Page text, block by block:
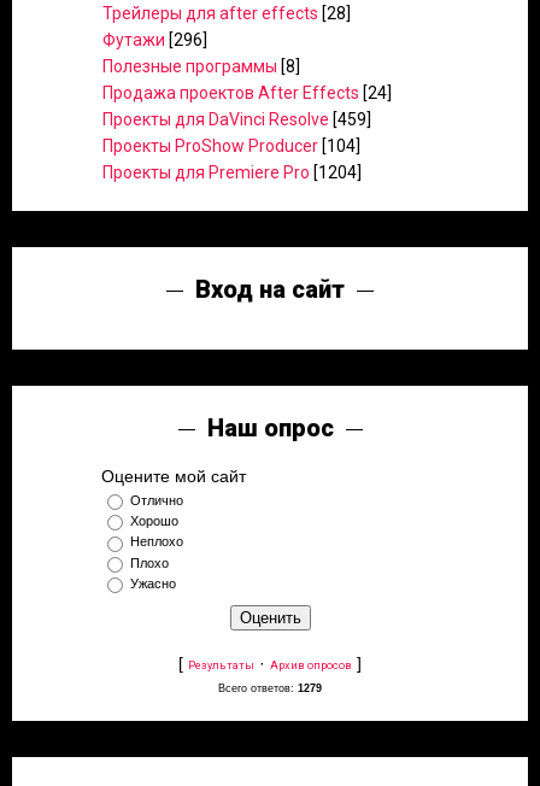
Трейлеры для after effects [28]
Футажи [296]
Полезные программы [8]
Продажа проектов After Effects [24]
Проекты для DaVinci Resolve [459]
Проекты ProShow Producer [104]
Проекты для Premiere Pro [1204]
Вход на сайт
Наш опрос
Оцените мой сайт
Отлично
Хорошо
Неплохо
Плохо
Ужасно
[ Результаты · Архив опросов ]
Всего ответов: 1279